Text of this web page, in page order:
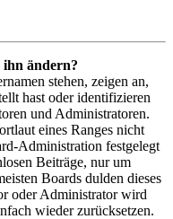
ihn ändern?
stehen, zeigen an,
hast oder identifizieren
und Administratoren.
eines Ranges nicht
Administration festgelegt
Beiträge, nur um
Boards dulden dieses
oder Administrator wird
wieder zurücksetzen.